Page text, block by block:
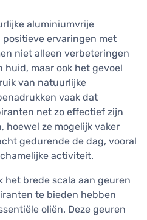
aluminiumvrije
ervaringen met
niet alleen verbeteringen
maar ook het gevoel
van natuurlijke
vaak dat
net zo effectief zijn
hoewel ze mogelijk vaker
gedurende de dag, vooral
activiteit.
het brede scala aan geuren
te bieden hebben
oliën. Deze geuren